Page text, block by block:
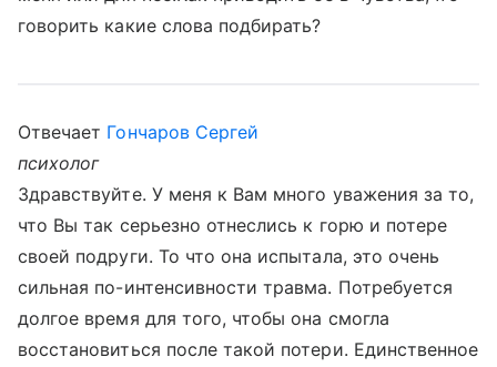
говорить какие слова подбирать?
Отвечает Гончаров Сергей
психолог
Здравствуйте. У меня к Вам много уважения за то,
что Вы так серьезно отнеслись к горю и потере
своей подруги. То что она испытала, это очень
сильная по-интенсивности травма. Потребуется
долгое время для того, чтобы она смогла
восстановиться после такой потери. Единственное